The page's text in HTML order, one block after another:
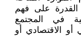
على فهم
في المجتمع
الاقتصادي أو